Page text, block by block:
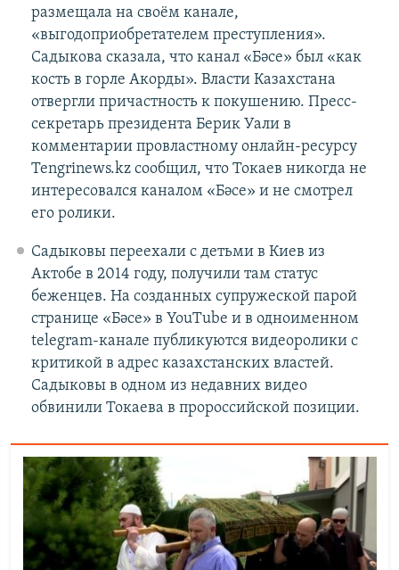
размещала на своём канале,
«выгодоприобретателем преступления».
Садыкова сказала, что канал «Бәсе» был «как
кость в горле Акорды». Власти Казахстана
отвергли причастность к покушению. Пресс-
секретарь президента Берик Уали в
комментарии провластному онлайн-ресурсу
Tengrinews.kz сообщил, что Токаев никогда не
интересовался каналом «Бәсе» и не смотрел
его ролики.
Садыковы переехали с детьми в Киев из
Актобе в 2014 году, получили там статус
беженцев. На созданных супружеской парой
странице «Бәсе» в YouTube и в одноименном
telegram-канале публикуются видеоролики с
критикой в адрес казахстанских властей.
Садыковы в одном из недавних видео
обвинили Токаева в пророссийской позиции.